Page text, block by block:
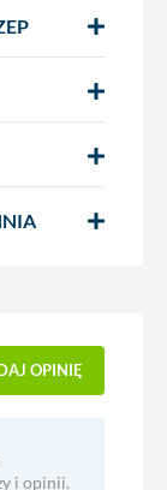
OPINIĘ
i opinii.